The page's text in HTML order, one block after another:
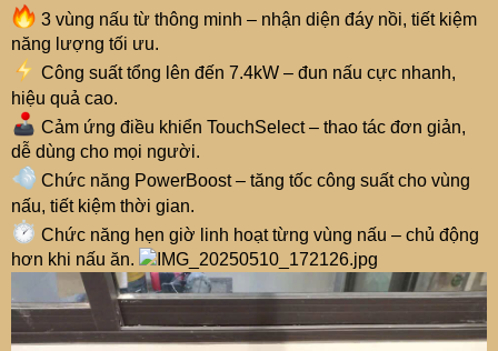
3 vùng nấu từ thông minh – nhận diện đáy nồi, tiết kiệm
năng lượng tối ưu.
Công suất tổng lên đến 7.4kW – đun nấu cực nhanh,
hiệu quả cao.
Cảm ứng điều khiển TouchSelect – thao tác đơn giản,
dễ dùng cho mọi người.
Chức năng PowerBoost – tăng tốc công suất cho vùng
nấu, tiết kiệm thời gian.
Chức năng hẹn giờ linh hoạt từng vùng nấu – chủ động
hơn khi nấu ăn.